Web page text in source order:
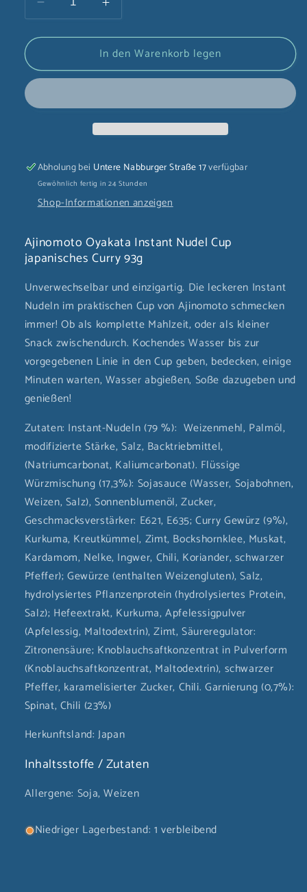
Verringere
die
Menge
Ajinomoto
93g
Erhöhe
die
Menge
für
Ajinomoto
93g
In den Warenkorb legen
Abholung bei Untere Nabburger Straße 17verfügbar
Gewöhnlich fertig in 24 Stunden
Shop-Informationen anzeigen
Ajinomoto Oyakata Instant Nudel Cup
japanisches Curry 93g
Unverwechselbar und einzigartig. Die leckeren Instant
Nudeln im praktischen Cup von Ajinomoto schmecken
immer! Ob als komplette Mahlzeit, oder als kleiner
Snack zwischendurch. Kochendes Wasser bis zur
vorgegebenen Linie in den Cup geben, bedecken, einige
Minuten warten, Wasser abgießen, Soße dazugeben und
genießen!
Zutaten: Instant-Nudeln (79 %): Weizenmehl, Palmöl,
modifizierte Stärke, Salz, Backtriebmittel,
(Natriumcarbonat, Kaliumcarbonat). Flüssige
Würzmischung (17,3%): Sojasauce (Wasser, Sojabohnen,
Weizen, Salz), Sonnenblumenöl, Zucker,
Geschmacksverstärker: E621, E635; Curry Gewürz (9%),
Kurkuma, Kreutkümmel, Zimt, Bockshornklee, Muskat,
Kardamom, Nelke, Ingwer, Chili, Koriander, schwarzer
Pfeffer); Gewürze (enthalten Weizengluten), Salz,
hydrolysiertes Pflanzenprotein (hydrolysiertes Protein,
Salz); Hefeextrakt, Kurkuma, Apfelessigpulver
(Apfelessig, Maltodextrin), Zimt, Säureregulator:
Zitronensäure; Knoblauchsaftkonzentrat in Pulverform
(Knoblauchsaftkonzentrat, Maltodextrin), schwarzer
Pfeffer, karamelisierter Zucker, Chili. Garnierung (0,7%):
Spinat, Chili (23%)
Herkunftsland: Japan
Inhaltsstoffe / Zutaten
Allergene: Soja, Weizen
Niedriger Lagerbestand: 1 verbleibend